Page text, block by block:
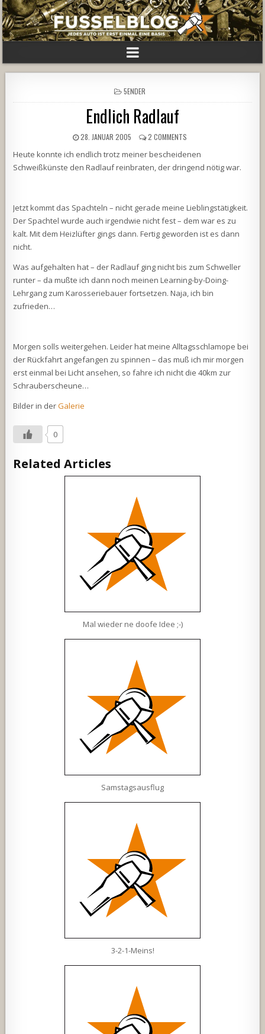
POSTED
IN
5ENDER
Endlich Radlauf
28. JANUAR 2005 2 COMMENTS
Heute konnte ich endlich trotz meiner bescheidenen
Schweißkünste den Radlauf reinbraten, der dringend nötig war.
Jetzt kommt das Spachteln – nicht gerade meine Lieblingstätigkeit.
Der Spachtel wurde auch irgendwie nicht fest – dem war es zu
kalt. Mit dem Heizlüfter gings dann. Fertig geworden ist es dann
nicht.
Was aufgehalten hat – der Radlauf ging nicht bis zum Schweller
runter – da mußte ich dann noch meinen Learning-by-Doing-
Lehrgang zum Karosseriebauer fortsetzen. Naja, ich bin
zufrieden…
Morgen solls weitergehen. Leider hat meine Alltagsschlamope bei
der Rückfahrt angefangen zu spinnen – das muß ich mir morgen
erst einmal bei Licht ansehen, so fahre ich nicht die 40km zur
Schrauberscheune…
Bilder in derGalerie
0
Related Articles
Mal wieder ne doofe Idee ;-)
Samstagsausflug
3-2-1-Meins!